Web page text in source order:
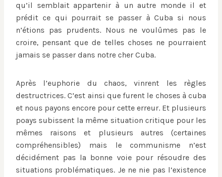
qu’il semblait appartenir à un autre monde il et
prédit ce qui pourrait se passer à Cuba si nous
n’étions pas prudents. Nous ne voulûmes pas le
croire, pensant que de telles choses ne pourraient
jamais se passer dans notre cher Cuba.
Après l’euphorie du chaos, vinrent les règles
destructrices. C’est ainsi que furent le choses à cuba
et nous payons encore pour cette erreur. Et plusieurs
poays subissent la même situation critique pour les
mêmes raisons et plusieurs autres (certaines
compréhensibles) mais le communisme n’est
décidément pas la bonne voie pour résoudre des
situations problématiques. Je ne nie pas l’existence